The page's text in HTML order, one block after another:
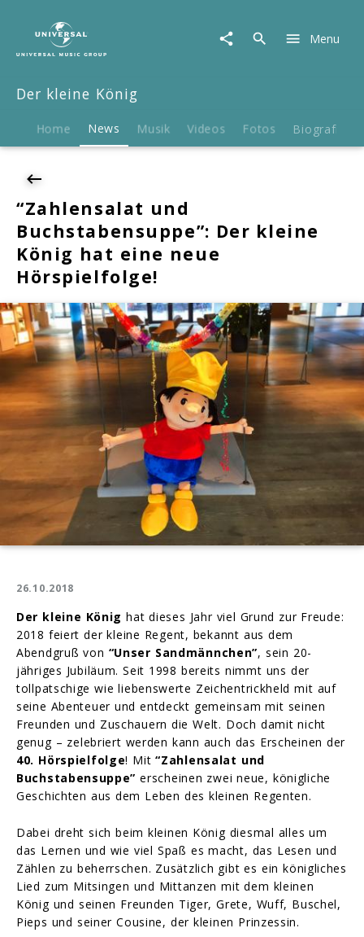
Buchstabensuppe":
kleine
eine
neue
Hörspielfolge!
Menu
Der kleine König
Home News Musik Videos Fotos Biografie
“Zahlensalat und
Buchstabensuppe”: Der kleine
König hat eine neue
Hörspielfolge!
26.10.2018
Der kleine König hat dieses Jahr viel Grund zur Freude:
2018 feiert der kleine Regent, bekannt aus dem
Abendgruß von “Unser Sandmännchen”, sein 20-
jähriges Jubiläum. Seit 1998 bereits nimmt uns der
tollpatschige wie liebenswerte Zeichentrickheld mit auf
seine Abenteuer und entdeckt gemeinsam mit seinen
Freunden und Zuschauern die Welt. Doch damit nicht
genug – zelebriert werden kann auch das Erscheinen der
40. Hörspielfolge! Mit“Zahlensalat und
Buchstabensuppe” erscheinen zwei neue, königliche
Geschichten aus dem Leben des kleinen Regenten.
Dabei dreht sich beim kleinen König diesmal alles um
das Lernen und wie viel Spaß es macht, das Lesen und
Zählen zu beherrschen. Zusätzlich gibt es ein königliches
Lied zum Mitsingen und Mittanzen mit dem kleinen
König und seinen Freunden Tiger, Grete, Wuff, Buschel,
Pieps und seiner Cousine, der kleinen Prinzessin.